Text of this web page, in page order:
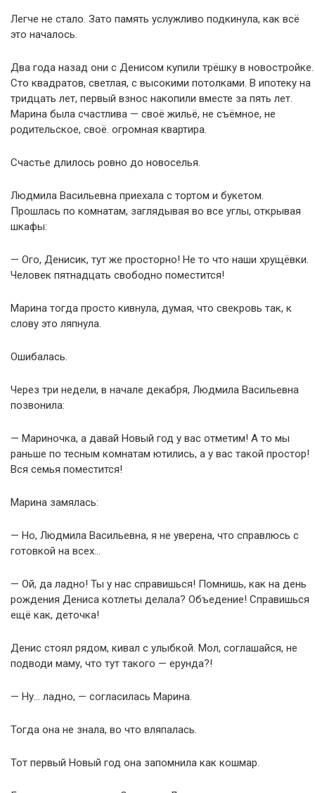
Легче не стало. Зато память услужливо подкинула, как всё
это началось.
Два года назад они с Денисом купили трёшку в новостройке.
Сто квадратов, светлая, с высокими потолками. В ипотеку на
тридцать лет, первый взнос накопили вместе за пять лет.
Марина была счастлива — своё жильё, не съёмное, не
родительское, своё. огромная квартира.
Счастье длилось ровно до новоселья.
Людмила Васильевна приехала с тортом и букетом.
Прошлась по комнатам, заглядывая во все углы, открывая
шкафы:
— Ого, Денисик, тут же просторно! Не то что наши хрущёвки.
Человек пятнадцать свободно поместится!
Марина тогда просто кивнула, думая, что свекровь так, к
слову это ляпнула.
Ошибалась.
Через три недели, в начале декабря, Людмила Васильевна
позвонила:
— Мариночка, а давай Новый год у вас отметим! А то мы
раньше по тесным комнатам ютились, а у вас такой простор!
Вся семья поместится!
Марина замялась:
— Но, Людмила Васильевна, я не уверена, что справлюсь с
готовкой на всех…
— Ой, да ладно! Ты у нас справишься! Помнишь, как на день
рождения Дениса котлеты делала? Объедение! Справишься
ещё как, деточка!
Денис стоял рядом, кивал с улыбкой. Мол, соглашайся, не
подводи маму, что тут такого — ерунда?!
— Ну… ладно, — согласилась Марина.
Тогда она не знала, во что вляпалась.
Тот первый Новый год она запомнила как кoшмар.